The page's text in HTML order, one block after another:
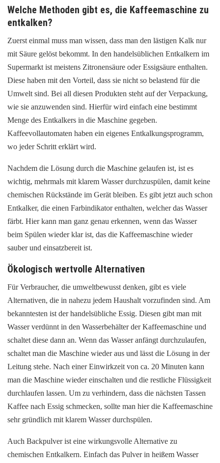
Welche Methoden gibt es, die Kaffeemaschine zu
entkalken?
Zuerst einmal muss man wissen, dass man den lästigen Kalk nur
mit Säure gelöst bekommt. In den handelsüblichen Entkalkern im
Supermarkt ist meistens Zitronensäure oder Essigsäure enthalten.
Diese haben mit den Vorteil, dass sie nicht so belastend für die
Umwelt sind. Bei all diesen Produkten steht auf der Verpackung,
wie sie anzuwenden sind. Hierfür wird einfach eine bestimmt
Menge des Entkalkers in die Maschine gegeben.
Kaffeevollautomaten haben ein eigenes Entkalkungsprogramm,
wo jeder Schritt erklärt wird.
Nachdem die Lösung durch die Maschine gelaufen ist, ist es
wichtig, mehrmals mit klarem Wasser durchzuspülen, damit keine
chemischen Rückstände im Gerät bleiben. Es gibt jetzt auch schon
Entkalker, die einen Farbindikator enthalten, welcher das Wasser
färbt. Hier kann man ganz genau erkennen, wenn das Wasser
beim Spülen wieder klar ist, das die Kaffeemaschine wieder
sauber und einsatzbereit ist.
Ökologisch wertvolle Alternativen
Für Verbraucher, die umweltbewusst denken, gibt es viele
Alternativen, die in nahezu jedem Haushalt vorzufinden sind. Am
bekanntesten ist der handelsübliche Essig. Diesen gibt man mit
Wasser verdünnt in den Wasserbehälter der Kaffeemaschine und
schaltet diese dann an. Wenn das Wasser anfängt durchzulaufen,
schaltet man die Maschine wieder aus und lässt die Lösung in der
Leitung stehe. Nach einer Einwirkzeit von ca. 20 Minuten kann
man die Maschine wieder einschalten und die restliche Flüssigkeit
durchlaufen lassen. Um zu verhindern, dass die nächsten Tassen
Kaffee nach Essig schmecken, sollte man hier die Kaffeemaschine
sehr gründlich mit klarem Wasser durchspülen.
Auch Backpulver ist eine wirkungsvolle Alternative zu
chemischen Entkalkern. Einfach das Pulver in heißem Wasser